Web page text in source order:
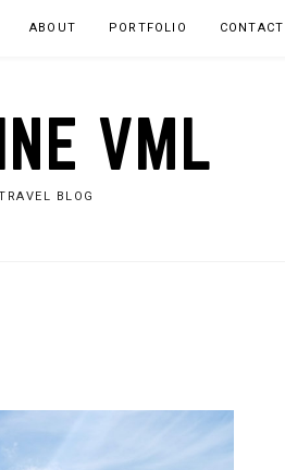
ABOUT PORTFOLIO CONTACT
VML
BLOG